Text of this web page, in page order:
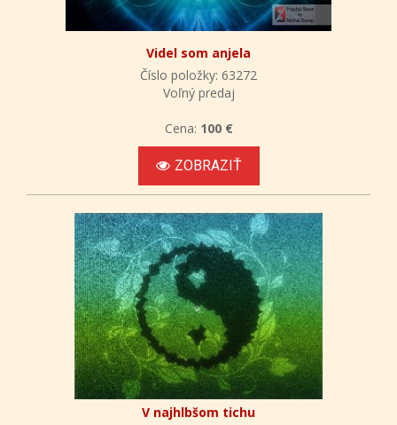
Videl som anjela
Číslo položky: 63272
Voľný predaj
Cena: 100 €
ZOBRAZIŤ
V najhlbšom tichu